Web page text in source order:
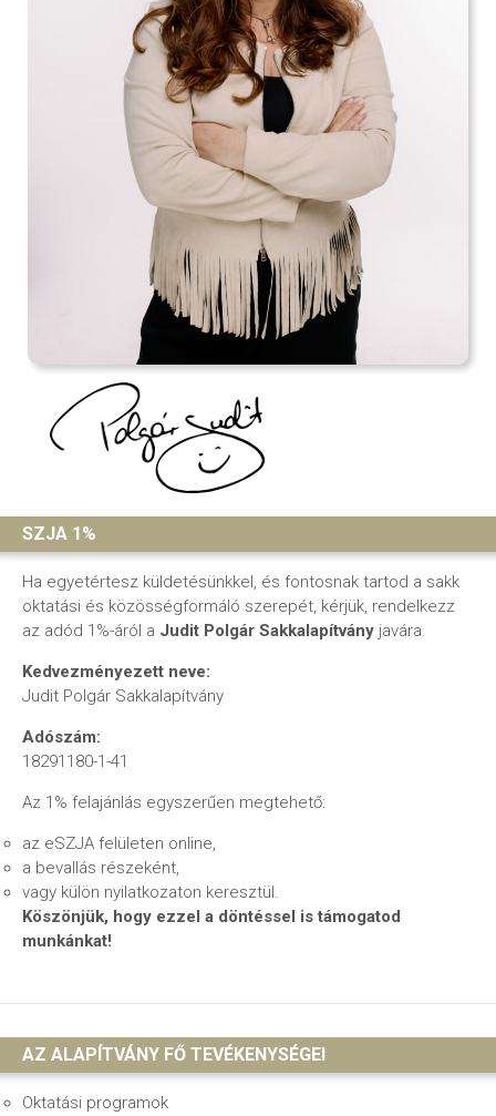
SZJA 1%
Ha egyetértesz küldetésünkkel, és fontosnak tartod a sakk
oktatási és közösségformáló szerepét, kérjük, rendelkezz
az adód 1%-áról a Judit Polgár Sakkalapítvány javára.
Kedvezményezett neve:
Judit Polgár Sakkalapítvány
Adószám:
18291180-1-41
Az 1% felajánlás egyszerűen megtehető:
az eSZJA felületen online,
a bevallás részeként,
vagy külön nyilatkozaton keresztül.
Köszönjük, hogy ezzel a döntéssel is támogatod
munkánkat!
AZ ALAPÍTVÁNY FŐ TEVÉKENYSÉGEI
Oktatási programok